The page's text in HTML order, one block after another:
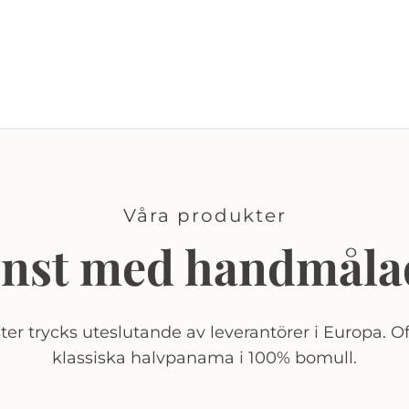
Våra produkter
med
trycks uteslutande av leverantörer i Europa.
klassiska halvpanama i 100% bomull.